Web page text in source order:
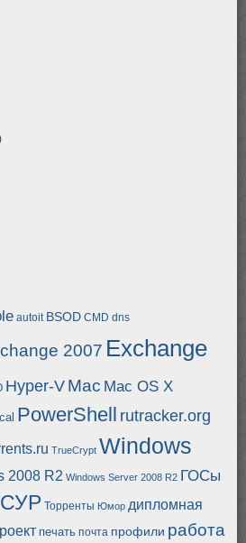
autoit BSOD CMD dns
2007 Exchange
Hyper-V Mac Mac OS X
PowerShell rutracker.org
TrueCrypt Windows
2008 R2 Windows Server 2008 R2 ГОСы
Торренты Юмор дипломная
печать почта профили работа